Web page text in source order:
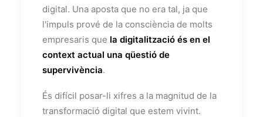
digital. Una aposta que no era tal, ja que
l'impuls prové de la consciència de molts
empresaris que la digitalització és en el
context actual una qüestió de
supervivència.
És difícil posar-li xifres a la magnitud de la
transformació digital que estem vivint.